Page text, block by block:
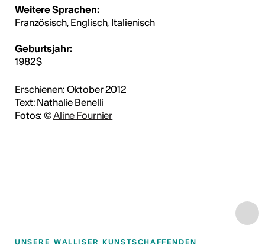
Weitere Sprachen:
Französisch, Englisch, Italienisch
Geburtsjahr:
1982$
Erschienen: Oktober 2012
Text: Nathalie Benelli
Fotos: ©Aline Fournier
UNSERE WALLISER KUNSTSCHAFFENDEN